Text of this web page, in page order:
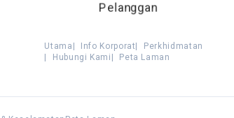
Pelanggan
Utama Info Korporat
Perkhidmatan
Hubungi Kami Peta Laman